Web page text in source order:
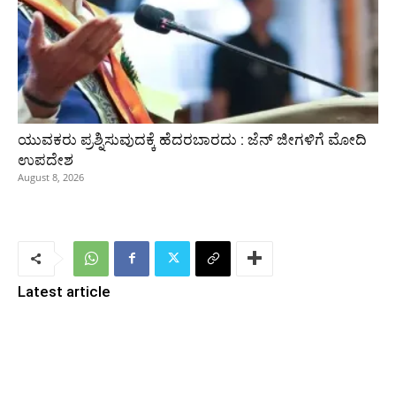
ಯುವಕರು ಪ್ರಶ್ನಿಸುವುದಕ್ಕೆ ಹೆದರಬಾರದು : ಜೆನ್‌ ಜೀಗಳಿಗೆ ಮೋದಿ
ಉಪದೇಶ
August 8, 2026
Latest article